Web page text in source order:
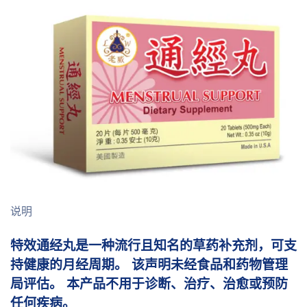
说明
特效通经丸是一种流行且知名的草药补充剂，可支
持健康的月经周期。 该声明未经食品和药物管理
局评估。 本产品不用于诊断、治疗、治愈或预防
任何疾病。